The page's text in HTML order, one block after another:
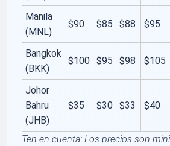
Manila
(MNL)
$90 $85 $88 $95
Bangkok
(BKK)
$100 $95 $98 $105
Johor
Bahru
(JHB)
$35 $30 $33 $40
Ten en cuenta: Los precios son